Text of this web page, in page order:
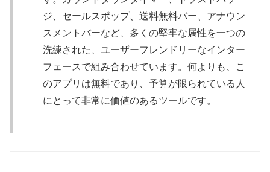
ジ、セールスポップ、送料無料バー、アナウン
スメントバーなど、多くの堅牢な属性を一つの
洗練された、ユーザーフレンドリーなインター
フェースで組み合わせています。何よりも、こ
のアプリは無料であり、予算が限られている人
にとって非常に価値のあるツールです。